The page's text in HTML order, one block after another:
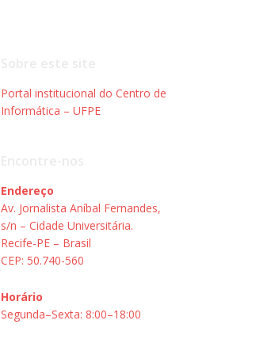
Portal institucional do Centro de
Informática – UFPE
Endereço
Av. Jornalista Aníbal Fernandes,
s/n – Cidade Universitária.
Recife-PE – Brasil
CEP: 50.740-560
Horário
Segunda–Sexta: 8:00–18:00